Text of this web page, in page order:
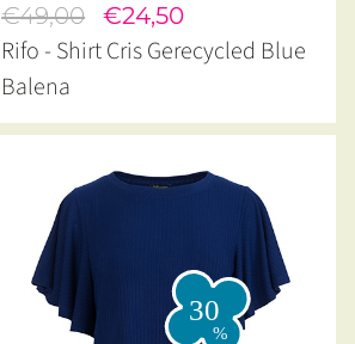
€49,00 €24,50
Rifo - Shirt Cris Gerecycled Blue
Balena